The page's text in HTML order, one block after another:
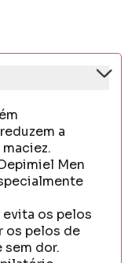
a
Men
evita os pelos
os pelos de
sem dor.